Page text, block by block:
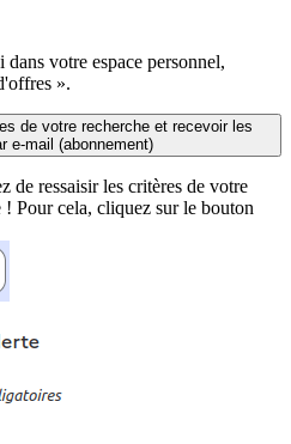
votre espace personnel,
».
de votre recherche et recevoir les
e-mail (abonnement)
de ressaisir les critères de votre
! Pour cela, cliquez sur le bouton